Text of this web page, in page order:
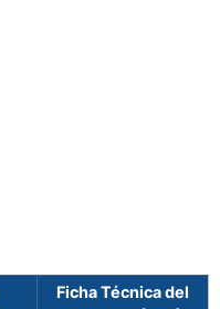
Ficha Técnica del